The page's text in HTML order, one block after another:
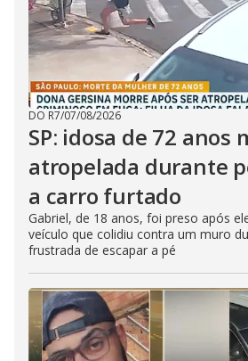
DO R7/07/08/2026
SP: idosa de 72 anos
atropelada durante
a carro furtado
Gabriel, de 18 anos, foi preso após
veículo que colidiu contra um muro
frustrada de escapar a pé